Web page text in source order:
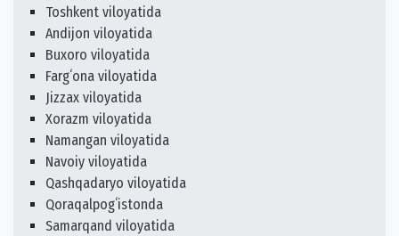
Toshkent viloyatida
Andijon viloyatida
Buxoro viloyatida
Fargʻona viloyatida
Jizzax viloyatida
Xorazm viloyatida
Namangan viloyatida
Navoiy viloyatida
Qashqadaryo viloyatida
Qoraqalpogʻistonda
Samarqand viloyatida